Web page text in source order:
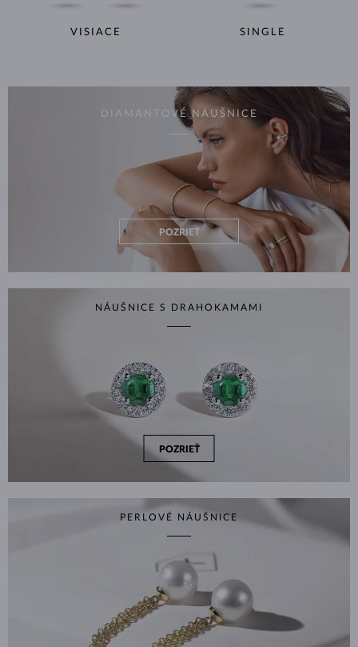
VISIACE SINGLE
DIAMANTOVÉ NÁUŠNICE
POZRIEŤ
NÁUŠNICE S DRAHOKAMAMI
POZRIEŤ
PERLOVÉ NÁUŠNICE